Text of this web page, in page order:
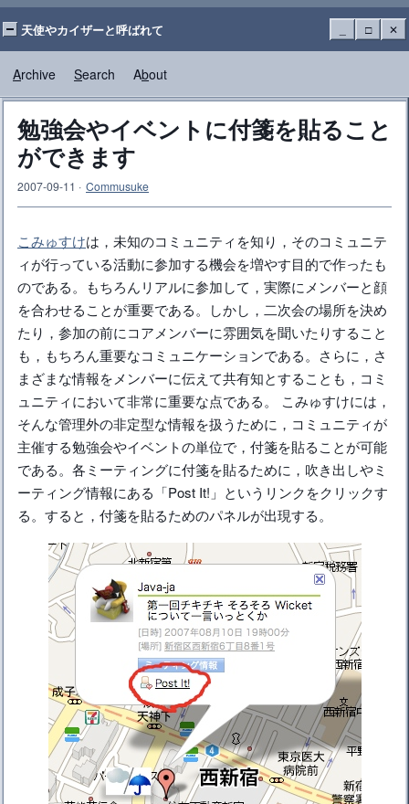
天使やカイザーと呼ばれて □ ✕
Archive Search About
勉強会やイベントに付箋を貼ること
ができます
2007-09-11 · Commusuke
こみゅすけは，未知のコミュニティを知り，そのコミュニテ
ィが行っている活動に参加する機会を増やす目的で作ったも
のである。もちろんリアルに参加して，実際にメンバーと顔
を合わせることが重要である。しかし，二次会の場所を決め
たり，参加の前にコアメンバーに雰囲気を聞いたりすること
も，もちろん重要なコミュニケーションである。さらに，さ
まざまな情報をメンバーに伝えて共有知とすることも，コミ
ュニティにおいて非常に重要な点である。 こみゅすけには，
そんな管理外の非定型な情報を扱うために，コミュニティが
主催する勉強会やイベントの単位で，付箋を貼ることが可能
である。各ミーティングに付箋を貼るために，吹き出しやミ
ーティング情報にある「Post It!」というリンクをクリックす
る。すると，付箋を貼るためのパネルが出現する。